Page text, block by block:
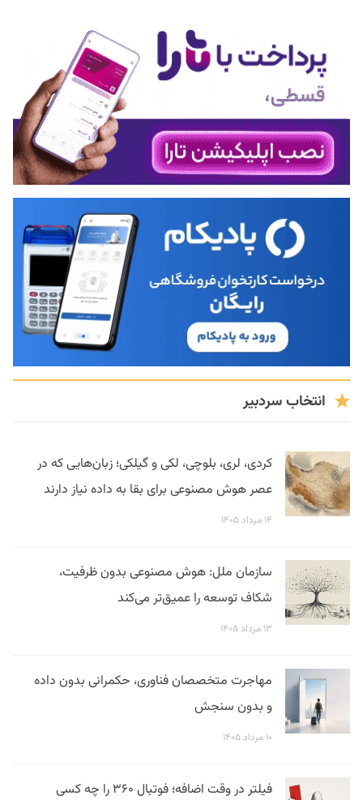
انتخاب سردبیر
کردی، لری، بلوچی، لکی و گیلکی؛ زبان‌هایی که در
عصر هوش مصنوعی برای بقا به داده نیاز دارند
۱۴ مرداد ۱۴۰۵
سازمان ملل: هوش مصنوعی بدون ظرفیت،
شکاف توسعه را عمیق‌تر می‌کند
۱۳ مرداد ۱۴۰۵
مهاجرت متخصصان فناوری، حکمرانی بدون داده
و بدون سنجش
۱۰ مرداد ۱۴۰۵
فیلتر در وقت اضافه؛ فوتبال ۳۶۰ را چه کسی